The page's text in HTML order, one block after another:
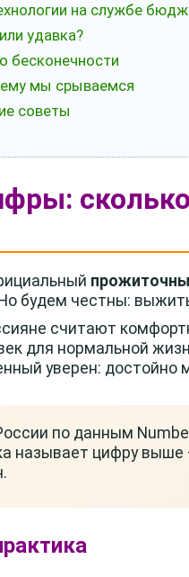
на службе
удавка?
бесконечности
мы срываемся
советы
будем честны:
считают
для нормальной
уверен: достойно
по данным
называет цифру выше